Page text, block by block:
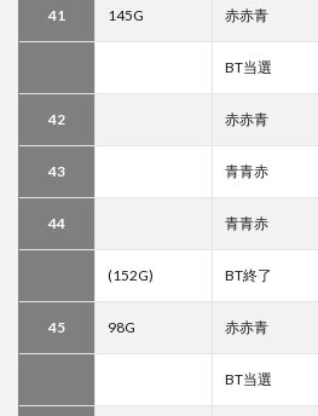
41 145G 赤赤青
BT当選
42 赤赤青
43 青青赤
44 青青赤
(152G) BT終了
45 98G 赤赤青
BT当選